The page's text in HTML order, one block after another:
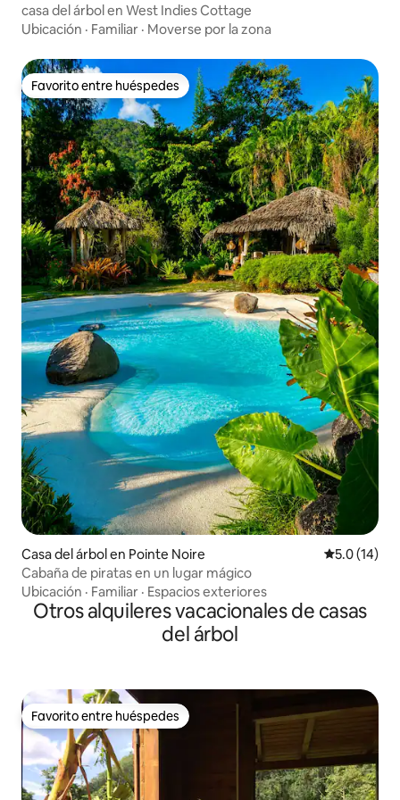
casa del árbol en West Indies Cottage
Ubicación · Familiar · Moverse por la zona
Favorito entre huéspedes
Favorito entre huéspedes
Casa del árbol en Pointe Noire Calificación
5.0 (14)
Cabaña de piratas en un lugar mágico
Ubicación · Familiar · Espacios exteriores
Otros alquileres vacacionales de casas
del árbol
Favorito entre huéspedes
Favorito entre huéspedes